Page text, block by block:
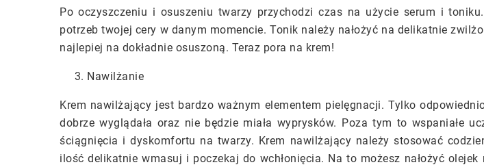
Po oczyszczeniu i osuszeniu twarzy przychodzi czas na użycie serum i
potrzeb twojej cery w danym momencie. Tonik należy nałożyć na delikatnie
najlepiej na dokładnie osuszoną. Teraz pora na krem!
Nawilżanie
Krem nawilżający jest bardzo ważnym elementem pielęgnacji. Tylko
dobrze wyglądała oraz nie będzie miała wyprysków. Poza tym to wspaniałe
ściągnięcia i dyskomfortu na twarzy. Krem nawilżający należy stosować
ilość delikatnie wmasuj i poczekaj do wchłonięcia. Na to możesz nałożyć